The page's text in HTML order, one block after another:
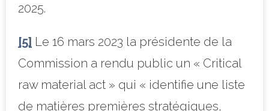
2025.
[5] Le 16 mars 2023 la présidente de la
Commission a rendu public un « Critical
raw material act » qui « identifie une liste
de matières premières stratégiques,